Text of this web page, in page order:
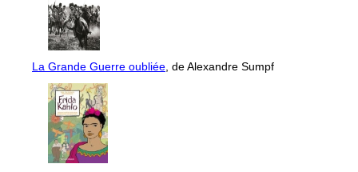
La Grande Guerre oubliée, de Alexandre Sumpf